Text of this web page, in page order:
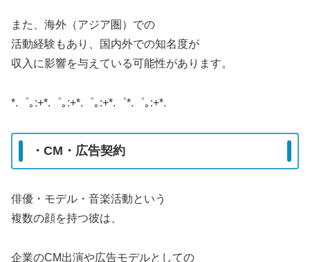
また、海外（アジア圏）での
活動経験もあり、国内外での知名度が
収入に影響を与えている可能性があります。
*.゜｡:+*.゜｡:+*.゜｡:+*.゜*.゜｡:+*.
・CM・広告契約
俳優・モデル・音楽活動という
複数の顔を持つ彼は、
企業のCM出演や広告モデルとしての